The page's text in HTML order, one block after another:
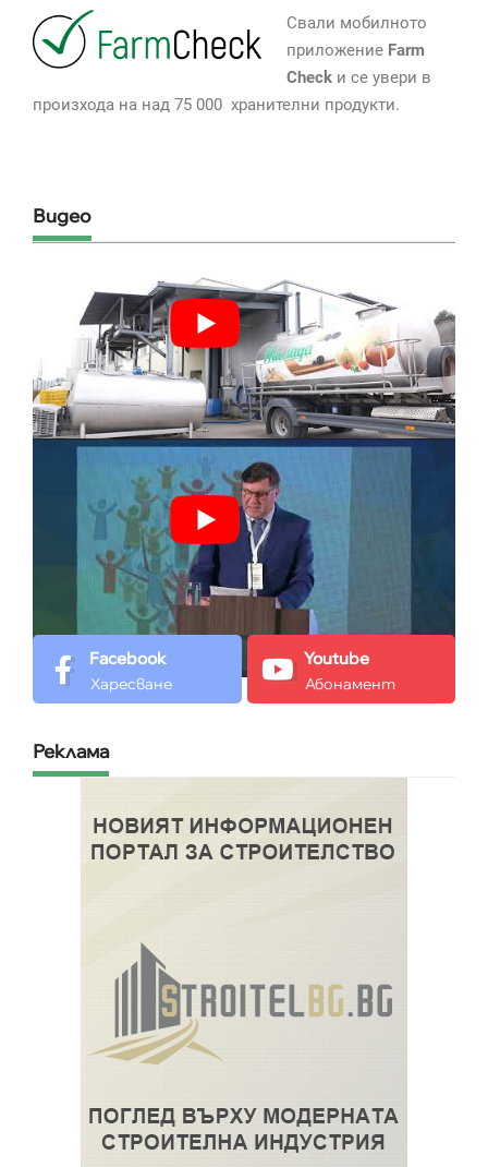
Свали мобилното
приложение Farm
Checkи се увери в
произхода на над 75 000 хранителни продукти.
Видео
Facebook
Харесване
Youtube
Абонамент
Реклама